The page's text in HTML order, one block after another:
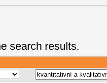
search results.